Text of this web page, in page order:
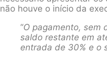
não houve o início da
“O pagamento, sem
saldo restante em
entrada de 30% e o